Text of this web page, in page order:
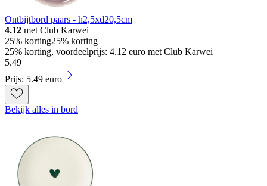
Ontbijtbord paars - h2,5xd20,5cm
4.12 met Club Karwei
25% korting25% korting
25% korting, voordeelprijs: 4.12 euro met Club Karwei
5.49
Prijs: 5.49 euro
Bekijk alles in bord